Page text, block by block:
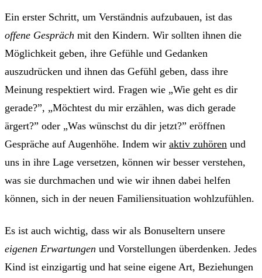
Ein erster Schritt, um Verständnis aufzubauen, ist das
offene Gespräch mit den Kindern. Wir sollten ihnen die
Möglichkeit geben, ihre Gefühle und Gedanken
auszudrücken und ihnen das Gefühl geben, dass ihre
Meinung respektiert wird. Fragen wie „Wie geht es dir
gerade?”, „Möchtest du mir erzählen, was dich gerade
ärgert?” oder „Was wünschst du dir jetzt?” eröffnen
Gespräche auf Augenhöhe. Indem wir aktiv zuhören und
uns in ihre Lage versetzen, können wir besser verstehen,
was sie durchmachen und wie wir ihnen dabei helfen
können, sich in der neuen Familiensituation wohlzufühlen.
Es ist auch wichtig, dass wir als Bonuseltern unsere
eigenen Erwartungen und Vorstellungen überdenken. Jedes
Kind ist einzigartig und hat seine eigene Art, Beziehungen